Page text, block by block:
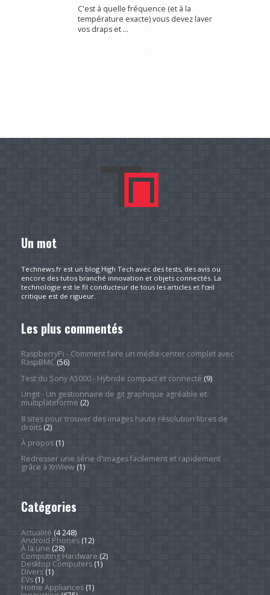
C'est à quelle fréquence (et à la
température exacte) vous devez laver
vos draps et ...
Un mot
Technews.fr est un blog High Tech avec des tests, des avis ou
encore des tutos branché innovation et objets connectés. La
technologie est le fil conducteur de tous les articles et l’œil
critique est de rigueur.
Les plus commentés
RaspberryPi - Comment faire un média-center complet avec
RaspBMC(56)
Test du Sony A5000 - Hybride compact et connecté (9)
Ungit - Un gestionnaire de git graphique agréable et
multiplateforme (2)
8 sites pour trouver des images haute résolution libres de
droits(2)
À propos(1)
Redresser une série d'images facilement et rapidement
grâce à XnView(1)
Catégories
Actualité (4 248)
Android Phones(12)
À la une (28)
Computing Hardware (2)
Desktop Computers(1)
Divers(1)
EVs(1)
Home Appliances(1)